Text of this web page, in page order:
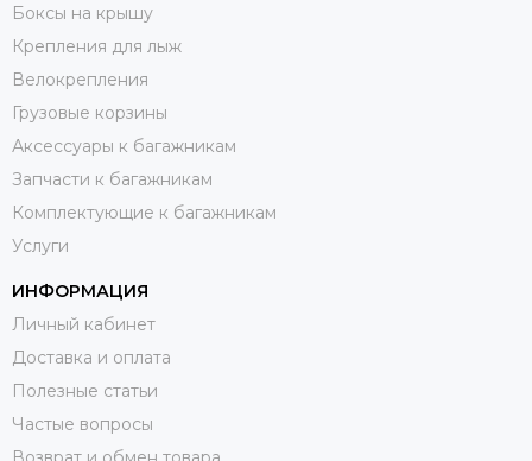
Боксы на крышу
Крепления для лыж
Велокрепления
Грузовые корзины
Аксессуары к багажникам
Запчасти к багажникам
Комплектующие к багажникам
Услуги
ИНФОРМАЦИЯ
Личный кабинет
Доставка и оплата
Полезные статьи
Частые вопросы